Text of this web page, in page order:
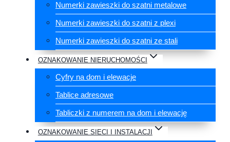
Numerki zawieszki do szatni metalowe
Numerki zawieszki do szatni z plexi
Numerki zawieszki do szatni ze stali
OZNAKOWANIE NIERUCHOMOŚCI
Cyfry na dom i elewacje
Tablice adresowe
Tabliczki z numerem na dom i elewację
OZNAKOWANIE SIECI I INSTALACJI